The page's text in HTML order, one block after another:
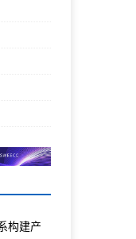
构建产